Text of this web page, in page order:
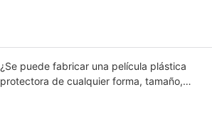
¿Se puede fabricar una película plástica
protectora de cualquier forma, tamaño,